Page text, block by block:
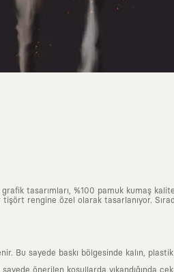
tasarımları, %100 pamuk kumaş
rengine özel olarak tasarlanıyor.
Bu sayede baskı bölgesinde kalın,
önerilen koşullarda yıkandığında